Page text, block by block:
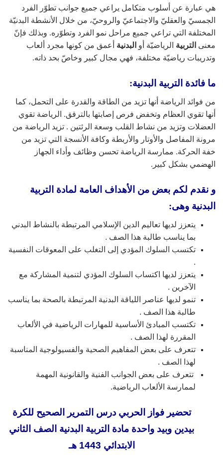
هي عبارة عن أسلوب متكامل يراعي جميع جوانب تطوّر الفرد
الجمسيّ والعقليّ والاجتماعيّ والروحيّ، من خلال الأنشطة البدنيّة
المختلفة التي تراعي جميع مراحل نمو الفرد وتطوّره. وبذلك فإنّ
معنى التربية الرياضيّة أو البدنية أعمق من كونها مجرد ألعاب
وتدريبات رياضيّة مختلفة، فهي مجال كبير وخاصّ بحد ذاته.
ما فائدة التربية البدنية:
من فوائد الرياضة أنها تزيد من الطاقة والقدرة على التحمل، كما
أنها تقوي العظام وتخفض فرص إصابتها بالترقق. الرياضة تقوي
العضلات وتزيد من نشاط القلب وسعة الرئتين . تزيد الرياضة من
مرونة المفاصل والأوتار والأربطة وكافة الأنسجة التي تزيد من
خفة الحركة. ممارسة الرياضة تحسن وظائف وأداء الجهاز
الهضمي بشكل كبير.
و نقدم لكم بعض من الأهداف العامة لمادة التربية
البدنية وهى:
يتعزز لديها تعاليم الدين الإسلامي المرتبطة بالنشاط البدني
بما يناسب طالبة هذا الصف .
تكتسب السلوك المؤدي إلى التغلب على المعوقات النفسية
.
يتعزز لديها اكتساب السلوك المؤدي لتنمية المشاركة مع
الآخرين .
تنمو لديها عناصر اللياقة البدنية المرتبطة بالصحة بما يناسب
طالبة هذا الصف .
تكتسب المبادئ الأساسية للمهارات الرياضية في الألعاب
المقررة لهذا الصف .
تتعرف على بعض المفاهيم الصحية والفسيولوجية المناسبة
لهذا الصف .
تتعرف على بعض الجوانب الفنية والقانونية المهمة
لممارسة الألعاب الرياضية.
تحضير فواز الحربي درس التمرير الصحيح للكرة
بيدين وبيد واحدة مادة التربية البدنية الصف الثاني
الابتدائي 1443 هـ